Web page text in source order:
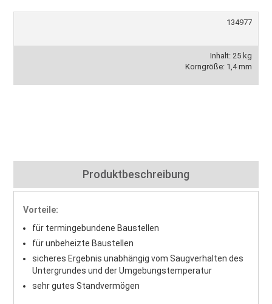
134977
Inhalt: 25 kg
Korngröße: 1,4 mm
Produktbeschreibung
Vorteile:
für termingebundene Baustellen
für unbeheizte Baustellen
sicheres Ergebnis unabhängig vom Saugverhalten des
Untergrundes und der Umgebungstemperatur
sehr gutes Standvermögen